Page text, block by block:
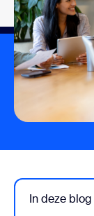
In deze blog